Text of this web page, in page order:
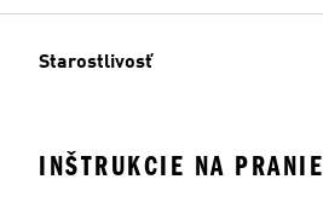
Starostlivosť
INŠTRUKCIE NA PRANIE